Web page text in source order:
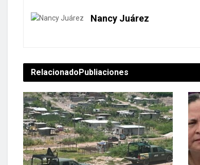
Nancy Juárez
RelacionadoPubliaciones